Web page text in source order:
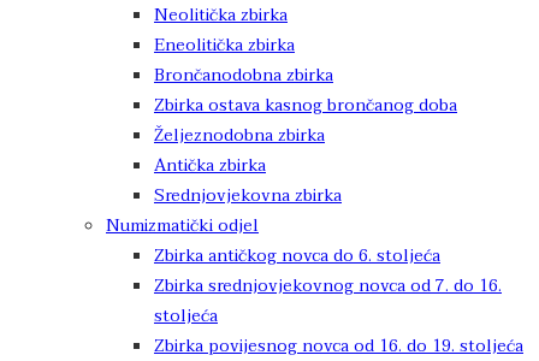
Neolitička zbirka
Eneolitička zbirka
Brončanodobna zbirka
Zbirka ostava kasnog brončanog doba
Željeznodobna zbirka
Antička zbirka
Srednjovjekovna zbirka
Numizmatički odjel
Zbirka antičkog novca do 6. stoljeća
Zbirka srednjovjekovnog novca od 7. do 16.
stoljeća
Zbirka povijesnog novca od 16. do 19. stoljeća